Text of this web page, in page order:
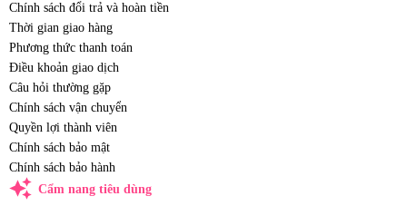
Chính sách đổi trả và hoàn tiền
Thời gian giao hàng
Phương thức thanh toán
Điều khoản giao dịch
Câu hỏi thường gặp
Chính sách vận chuyển
Quyền lợi thành viên
Chính sách bảo mật
Chính sách bảo hành
auto_awesome Cẩm nang tiêu dùng